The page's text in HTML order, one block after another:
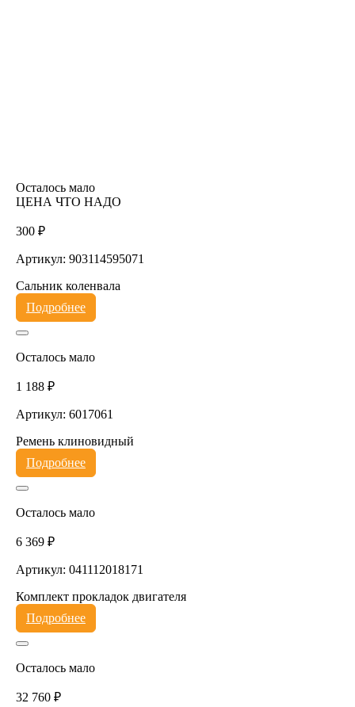
Осталось мало
ЦЕНА ЧТО НАДО
300 ₽
Артикул: 903114595071
Сальник коленвала
Подробнее
Осталось мало
1 188 ₽
Артикул: 6017061
Ремень клиновидный
Подробнее
Осталось мало
6 369 ₽
Артикул: 041112018171
Комплект прокладок двигателя
Подробнее
Осталось мало
32 760 ₽